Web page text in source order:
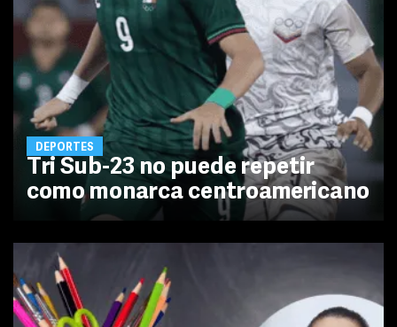
DEPORTES
Tri Sub-23 no puede repetir
como monarca centroamericano